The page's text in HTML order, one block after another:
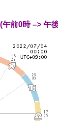
前0時 –> 午